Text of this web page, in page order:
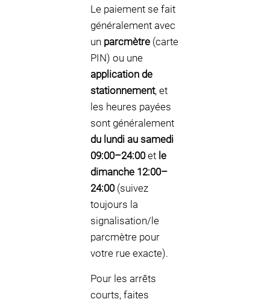
Le paiement se fait
généralement avec
un parcmètre (carte
PIN) ou une
application de
stationnement, et
les heures payées
sont généralement
du lundi au samedi
09:00–24:00et le
dimanche 12:00–
24:00(suivez
toujours la
signalisation/le
parcmètre pour
votre rue exacte).
Pour les arrêts
courts, faites